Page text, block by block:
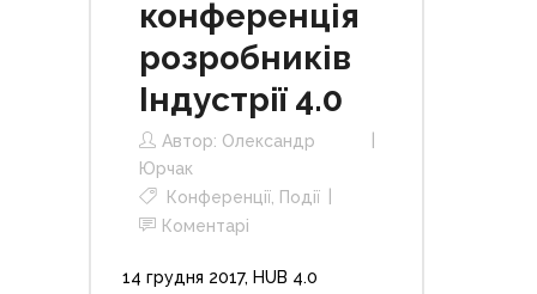
конференція
розробників
Індустрії 4.0
Автор: Олександр
Юрчак
Конференції, Події
Коментарі
14 грудня 2017, HUB 4.0